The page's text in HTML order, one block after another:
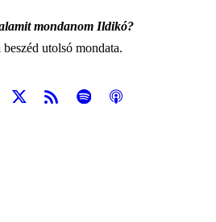
mondanom Ildikó?
utolsó mondata.